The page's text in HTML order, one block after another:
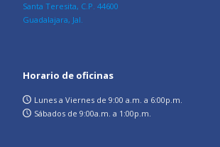
Santa Teresita, C.P. 44600
Guadalajara, Jal.
Horario de oficinas
Lunes a Viernes de 9:00 a.m. a 6:00p.m.
Sábados de 9:00a.m. a 1:00p.m.